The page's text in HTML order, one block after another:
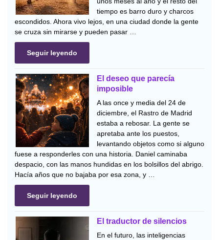
tiempo es barro duro y charcos
escondidos. Ahora vivo lejos, en una ciudad donde la gente
se cruza sin mirarse y pueden pasar …
Seguir leyendo
El deseo que parecía
imposible
A las once y media del 24 de
diciembre, el Rastro de Madrid
estaba a rebosar. La gente se
apretaba ante los puestos,
levantando objetos como si alguno
fuese a responderles con una historia. Daniel caminaba
despacio, con las manos hundidas en los bolsillos del abrigo.
Hacía años que no bajaba por esa zona, y …
Seguir leyendo
El traductor de silencios
En el futuro, las inteligencias